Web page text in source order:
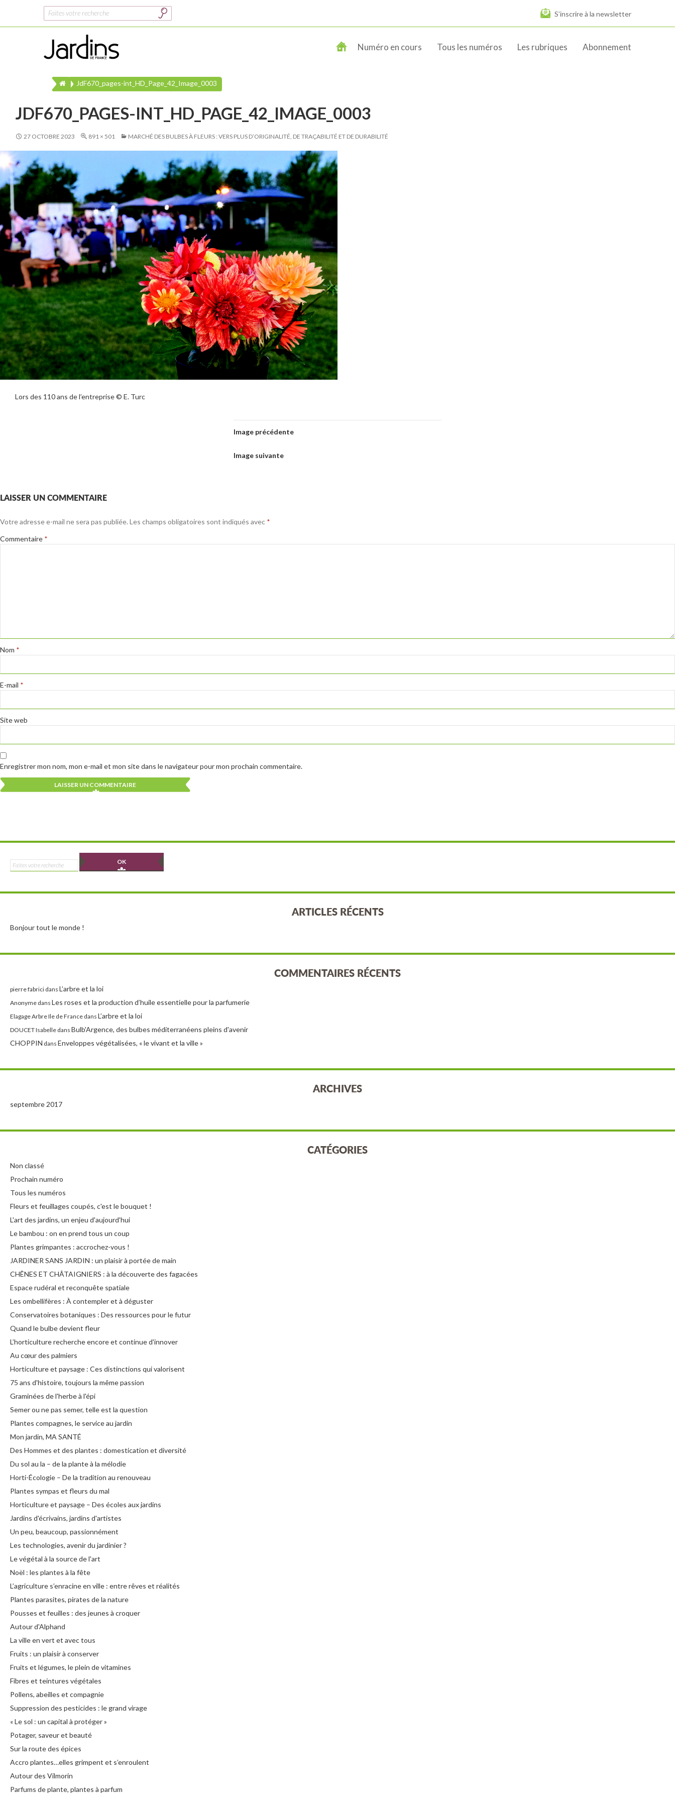
Rechercher : S’inscrire à la newsletter
Numéro en cours Tous les numéros Les rubriques Abonnement
JdF670_pages-int_HD_Page_42_Image_0003
JDF670_PAGES-INT_HD_PAGE_42_IMAGE_0003
27 OCTOBRE 2023 891 × 501 MARCHÉ DES BULBES À FLEURS : VERS PLUS D’ORIGINALITÉ, DE TRAÇABILITÉ ET DE DURABILITÉ
Lors des 110 ans de l’entreprise © E. Turc
Image précédente
Image suivante
LAISSER UN COMMENTAIRE
Votre adresse e-mail ne sera pas publiée. Les champs obligatoires sont indiqués avec *
Commentaire *
Nom *
E-mail *
Site web
Enregistrer mon nom, mon e-mail et mon site dans le navigateur pour mon prochain commentaire.
Rechercher :
ARTICLES RÉCENTS
Bonjour tout le monde !
COMMENTAIRES RÉCENTS
pierre fabrici dans L’arbre et la loi
Anonyme dans Les roses et la production d’huile essentielle pour la parfumerie
Elagage Arbre Ile de France dans L’arbre et la loi
DOUCET Isabelle dans Bulb'Argence, des bulbes méditerranéens pleins d'avenir
CHOPPIN dans Enveloppes végétalisées, « le vivant et la ville »
ARCHIVES
septembre 2017
CATÉGORIES
Non classé
Prochain numéro
Tous les numéros
Fleurs et feuillages coupés, c'est le bouquet !
L'art des jardins, un enjeu d'aujourd'hui
Le bambou : on en prend tous un coup
Plantes grimpantes : accrochez-vous !
JARDINER SANS JARDIN : un plaisir à portée de main
CHÊNES ET CHÂTAIGNIERS : à la découverte des fagacées
Espace rudéral et reconquête spatiale
Les ombellifères : À contempler et à déguster
Conservatoires botaniques : Des ressources pour le futur
Quand le bulbe devient fleur
L’horticulture recherche encore et continue d'innover
Au cœur des palmiers
Horticulture et paysage : Ces distinctions qui valorisent
75 ans d'histoire, toujours la même passion
Graminées de l'herbe à l'épi
Semer ou ne pas semer, telle est la question
Plantes compagnes, le service au jardin
Mon jardin, MA SANTÉ
Des Hommes et des plantes : domestication et diversité
Du sol au la – de la plante à la mélodie
Horti-Écologie – De la tradition au renouveau
Plantes sympas et fleurs du mal
Horticulture et paysage – Des écoles aux jardins
Jardins d'écrivains, jardins d'artistes
Un peu, beaucoup, passionnément
Les technologies, avenir du jardinier ?
Le végétal à la source de l'art
Noël : les plantes à la fête
L’agriculture s’enracine en ville : entre rêves et réalités
Plantes parasites, pirates de la nature
Pousses et feuilles : des jeunes à croquer
Autour d'Alphand
La ville en vert et avec tous
Fruits : un plaisir à conserver
Fruits et légumes, le plein de vitamines
Fibres et teintures végétales
Pollens, abeilles et compagnie
Suppression des pesticides : le grand virage
« Le sol : un capital à protéger »
Potager, saveur et beauté
Sur la route des épices
Accro plantes…elles grimpent et s’enroulent
Autour des Vilmorin
Parfums de plante, plantes à parfum